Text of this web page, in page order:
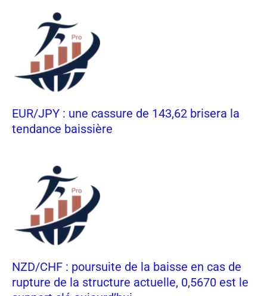
EUR/JPY : une cassure de 143,62 brisera la
tendance baissière
NZD/CHF : poursuite de la baisse en cas de
rupture de la structure actuelle, 0,5670 est le